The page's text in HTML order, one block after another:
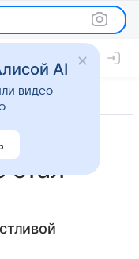
стал
AI
видео —